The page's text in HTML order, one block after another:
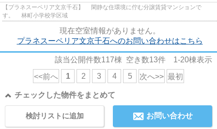
【プラネスーペリア文京千石】 閑静な住環境に佇む分譲賃貸マンションで
す。 林町小学校学区域
現在空室情報がありません。
プラネスーペリア文京千石へのお問い合わせはこちら
該当公開件数117棟 空き数13件 1-20棟表示
<<前へ 1 2 3 4 5 次へ>> 最初
チェックした物件をまとめて
お問い合わせ
検討リストに追加